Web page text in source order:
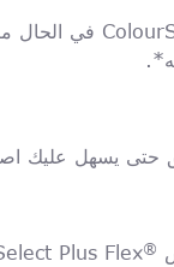
في الحال
حتى يسهل عليك
Plus Flex®